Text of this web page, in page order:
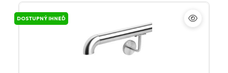
DOSTUPNÝ IHNEĎ